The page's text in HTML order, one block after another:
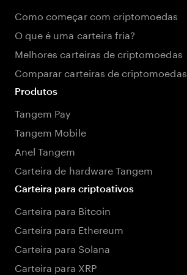
Como começar com criptomoedas
O que é uma carteira fria?
Melhores carteiras de criptomoedas
Comparar carteiras de criptomoedas
Produtos
Tangem Pay
Tangem Mobile
Anel Tangem
Carteira de hardware Tangem
Carteira para criptoativos
Carteira para Bitcoin
Carteira para Ethereum
Carteira para Solana
Carteira para XRP